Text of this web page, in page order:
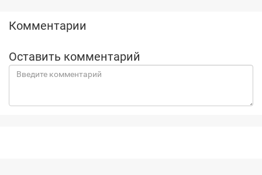
Комментарии
Оставить комментарий